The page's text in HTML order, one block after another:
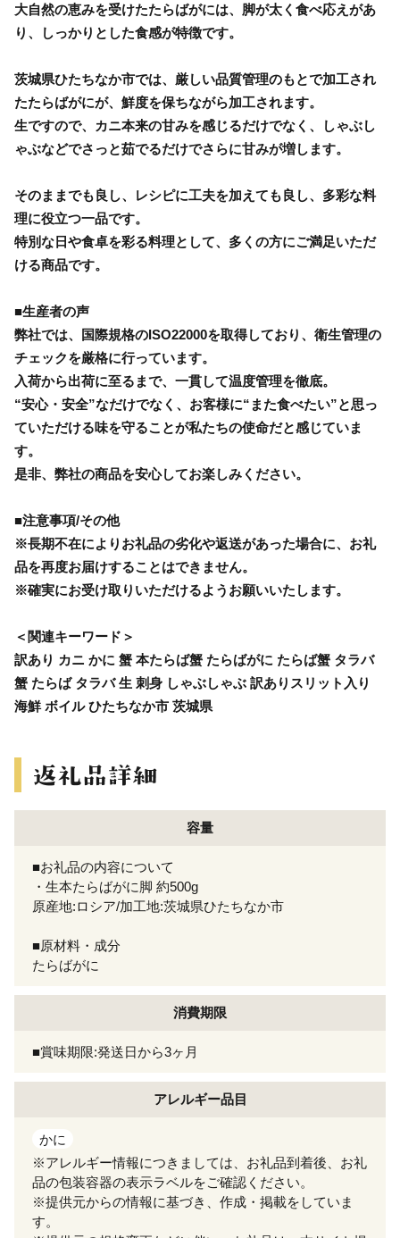
大自然の恵みを受けたたらばがには、脚が太く食べ応えがあ
り、しっかりとした食感が特徴です。
茨城県ひたちなか市では、厳しい品質管理のもとで加工され
たたらばがにが、鮮度を保ちながら加工されます。
生ですので、カニ本来の甘みを感じるだけでなく、しゃぶし
ゃぶなどでさっと茹でるだけでさらに甘みが増します。
そのままでも良し、レシピに工夫を加えても良し、多彩な料
理に役立つ一品です。
特別な日や食卓を彩る料理として、多くの方にご満足いただ
ける商品です。
■生産者の声
弊社では、国際規格のISO22000を取得しており、衛生管理の
チェックを厳格に行っています。
入荷から出荷に至るまで、一貫して温度管理を徹底。
“安心・安全”なだけでなく、お客様に“また食べたい”と思っ
ていただける味を守ることが私たちの使命だと感じていま
す。
是非、弊社の商品を安心してお楽しみください。
■注意事項/その他
※長期不在によりお礼品の劣化や返送があった場合に、お礼
品を再度お届けすることはできません。
※確実にお受け取りいただけるようお願いいたします。
＜関連キーワード＞
訳あり カニ かに 蟹 本たらば蟹 たらばがに たらば蟹 タラバ
蟹 たらば タラバ 生 刺身 しゃぶしゃぶ 訳ありスリット入り
海鮮 ボイル ひたちなか市 茨城県
容量
■お礼品の内容について
・生本たらばがに脚 約500g
原産地:ロシア/加工地:茨城県ひたちなか市
■原材料・成分
たらばがに
消費期限
■賞味期限:発送日から3ヶ月
アレルギー品目
かに
※アレルギー情報につきましては、お礼品到着後、お礼
品の包装容器の表示ラベルをご確認ください。
※提供元からの情報に基づき、作成・掲載をしていま
す。